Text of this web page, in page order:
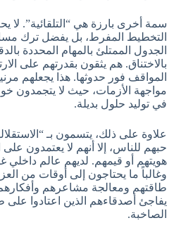
سمة أخرى بارزة هي “التلقائية”. لا
التخطيط المفرط، بل يفضل ترك
الجدول الممتلئ بالمهام المحددة
بالاختناق. هم يثقون بقدرتهم على
المواقف فور حدوثها. هذا يجعلهم
مواجهة الأزمات، حيث لا يتجمدون
في توليد حلول بديلة.
علاوة على ذلك، يتسمون بـ
حبهم للناس، إلا أنهم لا يعتمدون على
هويتهم أو قيمهم. لديهم عالم داخلي
وغالباً ما يحتاجون إلى أوقات من
طاقتهم ومعالجة مشاعرهم
يفاجئ أصدقاءهم الذين اعتادوا على
الصاخبة.